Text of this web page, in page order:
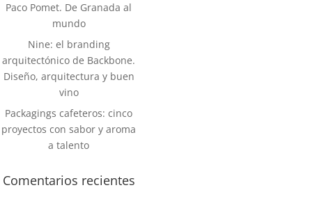
Paco Pomet. De Granada al
mundo
Nine: el branding
arquitectónico de Backbone.
Diseño, arquitectura y buen
vino
Packagings cafeteros: cinco
proyectos con sabor y aroma
a talento
Comentarios recientes